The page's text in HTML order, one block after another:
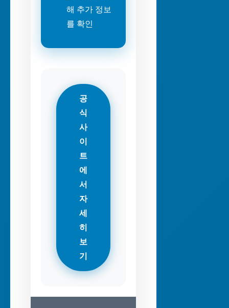
해 추가 정보
를 확인
공
식
사
이
트
에
서
자
세
히
보
기